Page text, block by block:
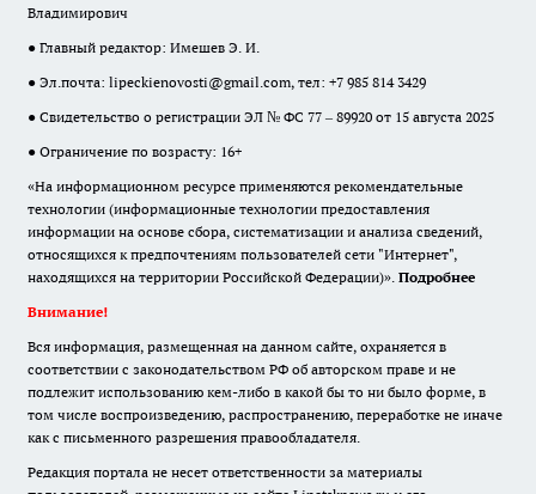
Владимирович
● Главный редактор: Имешев Э. И.
● Эл.почта: lipeckienovosti@gmail.com, тел: +7 985 814 3429
● Свидетельство о регистрации ЭЛ № ФС 77 – 89920 от 15 августа 2025
● Ограничение по возрасту: 16+
«На информационном ресурсе применяются рекомендательные
технологии (информационные технологии предоставления
информации на основе сбора, систематизации и анализа сведений,
относящихся к предпочтениям пользователей сети "Интернет",
находящихся на территории Российской Федерации)». Подробнее
Внимание!
Вся информация, размещенная на данном сайте, охраняется в
соответствии с законодательством РФ об авторском праве и не
подлежит использованию кем-либо в какой бы то ни было форме, в
том числе воспроизведению, распространению, переработке не иначе
как с письменного разрешения правообладателя.
Редакция портала не несет ответственности за материалы